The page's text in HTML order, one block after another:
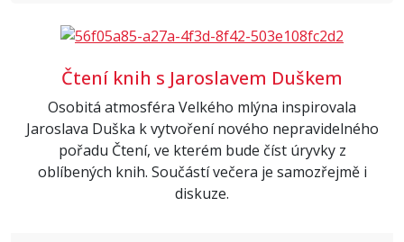
Čtení knih s Jaroslavem Duškem
Osobitá atmosféra Velkého mlýna inspirovala
Jaroslava Duška k vytvoření nového nepravidelného
pořadu Čtení, ve kterém bude číst úryvky z
oblíbených knih. Součástí večera je samozřejmě i
diskuze.